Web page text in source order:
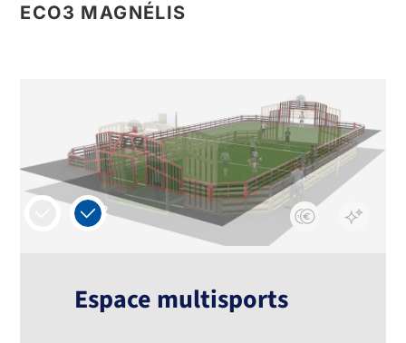
ECO3 MAGNÉLIS
2
Espace multisports